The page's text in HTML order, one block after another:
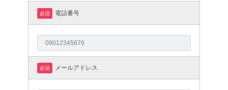
必須 電話番号
必須 メールアドレス